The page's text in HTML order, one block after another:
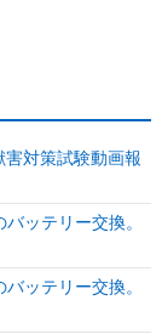
害対策試験動画報
ッテリー交換。
ッテリー交換。